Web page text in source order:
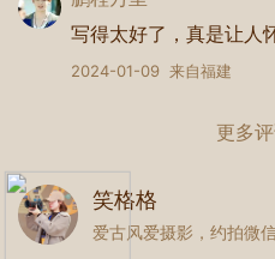
逆光中
写得太好了，真是让人
2024-01-09 来自福建
更多
笑格格
爱古风爱摄影，约拍微